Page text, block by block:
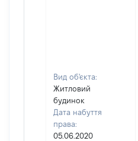
Вид об'єкта:
Житловий
будинок
Дата набуття
права:
05.06.2020